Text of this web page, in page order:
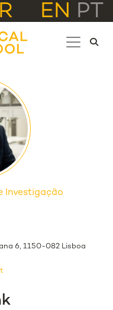
EN PT
Investigação
6, 1150-082 Lisboa